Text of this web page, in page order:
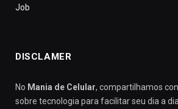
Job
DISCLAMER
No Mania de Celular, compartilhamos
sobre tecnologia para facilitar seu dia a